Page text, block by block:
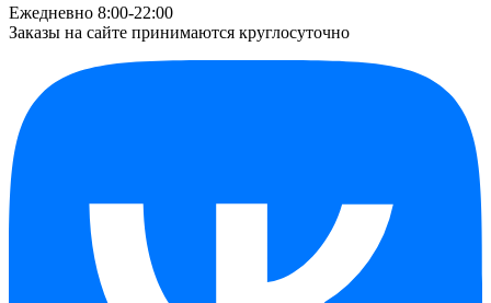
Ежедневно 8:00-22:00
Заказы на сайте принимаются круглосуточно